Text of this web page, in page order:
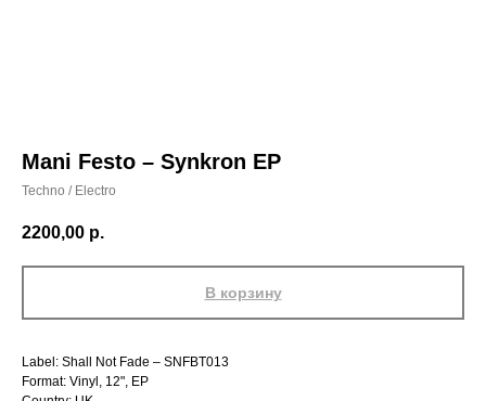
Mani Festo – Synkron EP
Techno / Electro
2200,00 р.
В корзину
Label: Shall Not Fade – SNFBT013
Format: Vinyl, 12", EP